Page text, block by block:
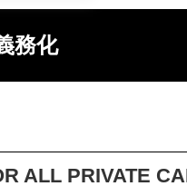
務化
ALL PRIVATE